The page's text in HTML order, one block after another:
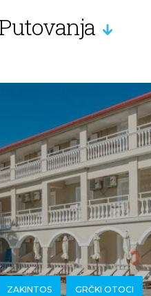
Putovanja
ZAKINTOS GRČKI OTOCI